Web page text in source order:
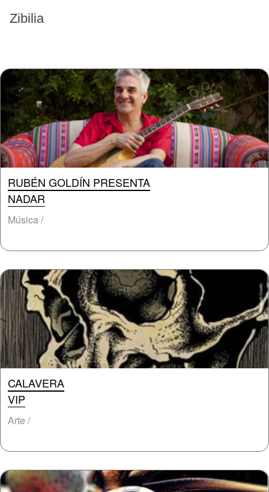
Zibilia
EVENTOS PASADOS
RUBÉN GOLDÍN PRESENTA
NADAR
Música /
CALAVERA
VIP
Arte /